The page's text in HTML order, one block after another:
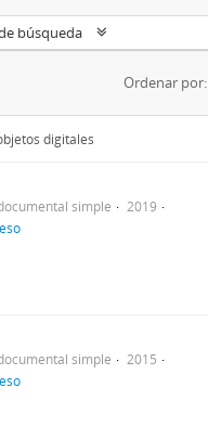
búsqueda
Ordenar por:
digitales
simple
2019
simple
2015